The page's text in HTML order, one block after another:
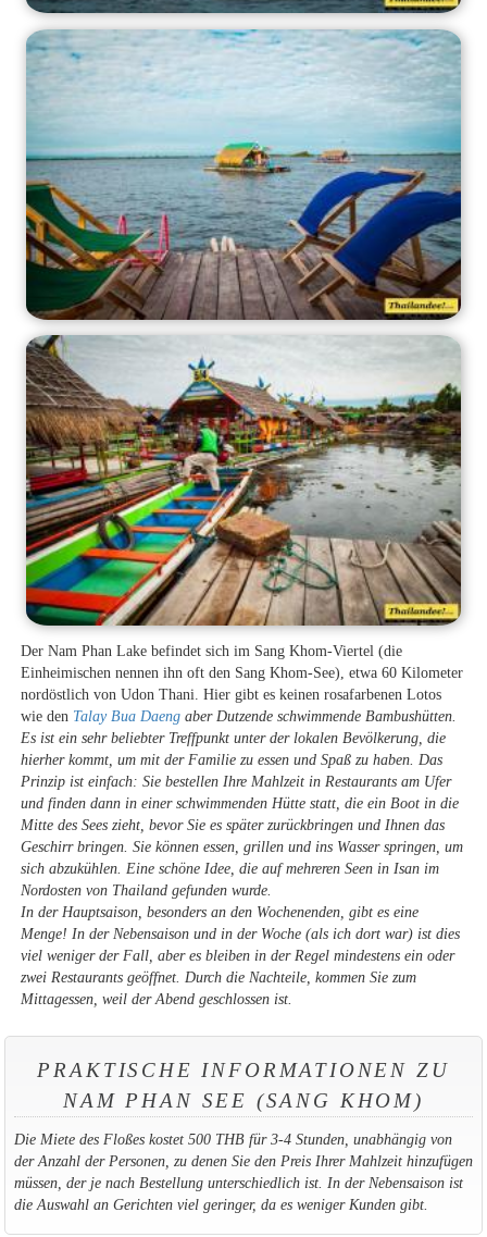
Der Nam Phan Lake befindet sich im Sang Khom-Viertel (die
Einheimischen nennen ihn oft den Sang Khom-See), etwa 60 Kilometer
nordöstlich von Udon Thani. Hier gibt es keinen rosafarbenen Lotos
wie den Talay Bua Daengaber Dutzende schwimmende Bambushütten.
Es ist ein sehr beliebter Treffpunkt unter der lokalen Bevölkerung, die
hierher kommt, um mit der Familie zu essen und Spaß zu haben. Das
Prinzip ist einfach: Sie bestellen Ihre Mahlzeit in Restaurants am Ufer
und finden dann in einer schwimmenden Hütte statt, die ein Boot in die
Mitte des Sees zieht, bevor Sie es später zurückbringen und Ihnen das
Geschirr bringen. Sie können essen, grillen und ins Wasser springen, um
sich abzukühlen. Eine schöne Idee, die auf mehreren Seen in Isan im
Nordosten von Thailand gefunden wurde.
In der Hauptsaison, besonders an den Wochenenden, gibt es eine
Menge! In der Nebensaison und in der Woche (als ich dort war) ist dies
viel weniger der Fall, aber es bleiben in der Regel mindestens ein oder
zwei Restaurants geöffnet. Durch die Nachteile, kommen Sie zum
Mittagessen, weil der Abend geschlossen ist.
PRAKTISCHE INFORMATIONEN ZU
NAM PHAN SEE (SANG KHOM)
Die Miete des Floßes kostet 500 THB für 3-4 Stunden, unabhängig von
der Anzahl der Personen, zu denen Sie den Preis Ihrer Mahlzeit hinzufügen
müssen, der je nach Bestellung unterschiedlich ist. In der Nebensaison ist
die Auswahl an Gerichten viel geringer, da es weniger Kunden gibt.